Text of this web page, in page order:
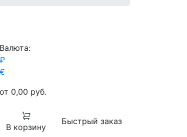
Валюта:
₽
€
от 0,00 руб.
В корзину
Быстрый заказ